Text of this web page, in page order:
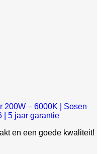
200W – 6000K | Sosen
| 5 jaar garantie
en een goede kwaliteit!